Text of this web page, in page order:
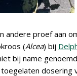
andere proef aan
(Alcea) bij
bij name
toegelaten